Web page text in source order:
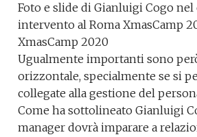
Foto e slide di Gianluigi Cogo nel
intervento al Roma XmasCamp
XmasCamp 2020
Ugualmente importanti sono
orizzontale, specialmente se si
collegate alla gestione del
Come ha sottolineato Gianluigi
manager dovrà imparare a